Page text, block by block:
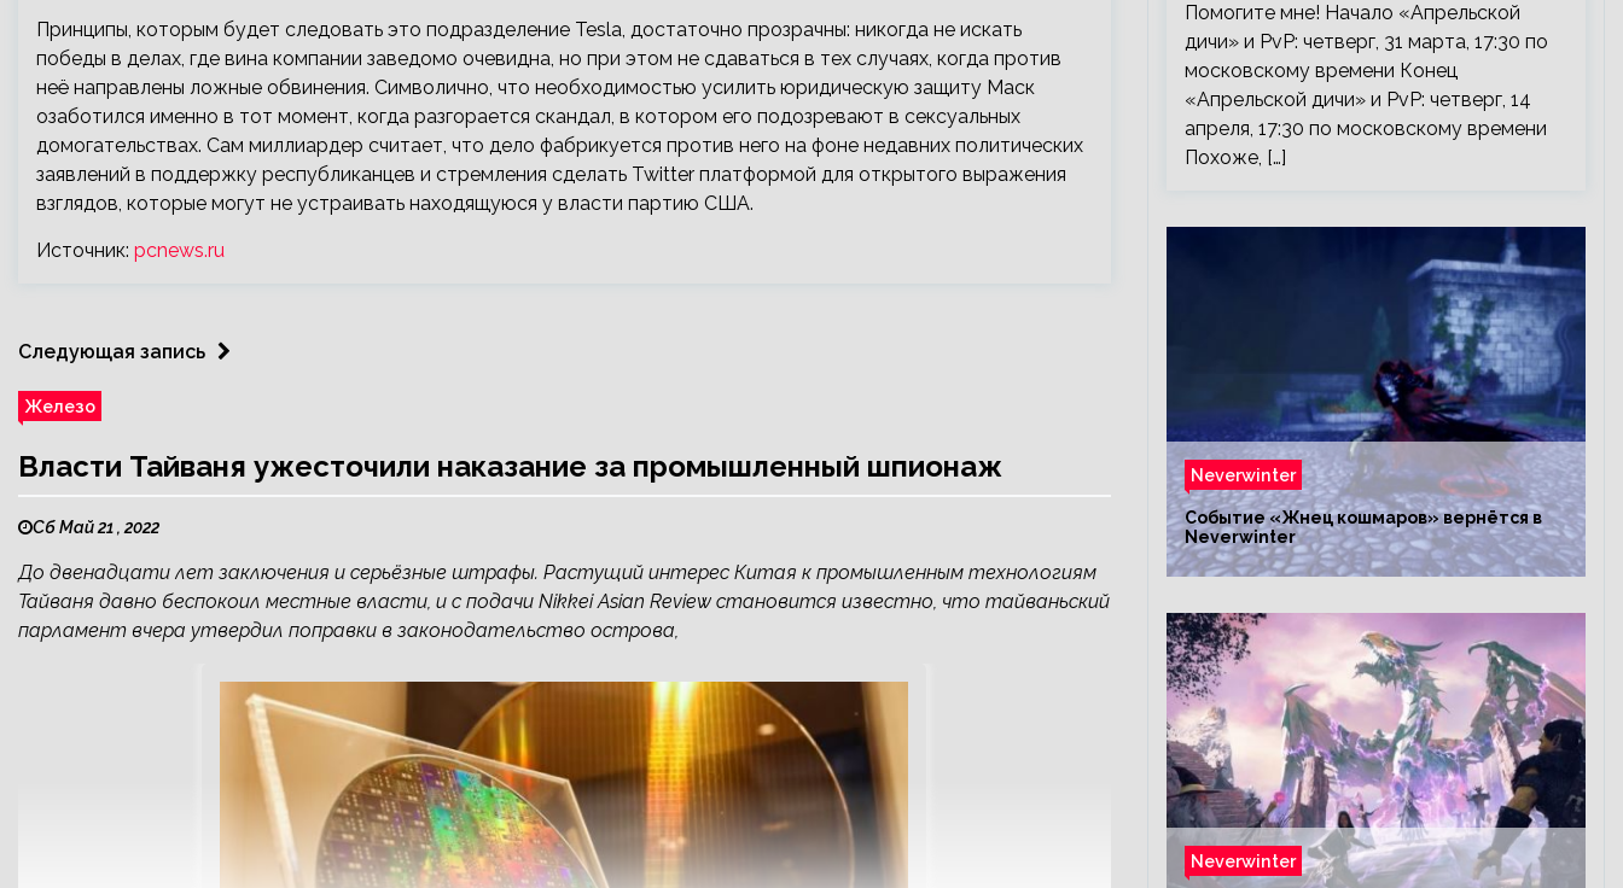
Принципы, которым будет следовать это подразделение Tesla, достаточно прозрачны: никогда не искать
победы в делах, где вина компании заведомо очевидна, но при этом не сдаваться в тех случаях, когда против
неё направлены ложные обвинения. Символично, что необходимостью усилить юридическую защиту Маск
озаботился именно в тот момент, когда разгорается скандал, в котором его подозревают в сексуальных
домогательствах. Сам миллиардер считает, что дело фабрикуется против него на фоне недавних политических
заявлений в поддержку республиканцев и стремления сделать Twitter платформой для открытого выражения
взглядов, которые могут не устраивать находящуюся у власти партию США.
Источник: pcnews.ru
Следующая запись
Железо
Власти Тайваня ужесточили наказание за промышленный шпионаж
Сб Май 21 , 2022
До двенадцати лет заключения и серьёзные штрафы. Растущий интерес Китая к промышленным технологиям
Тайваня давно беспокоил местные власти, и с подачи Nikkei Asian Review становится известно, что тайваньский
парламент вчера утвердил поправки в законодательство острова,
Помогите мне! Начало «Апрельской
дичи» и PvP: четверг, 31 марта, 17:30 по
московскому времени Конец
«Апрельской дичи» и PvP: четверг, 14
апреля, 17:30 по московскому времени
Похоже, […]
Neverwinter
Событие «Жнец кошмаров» вернётся в
Neverwinter
Neverwinter